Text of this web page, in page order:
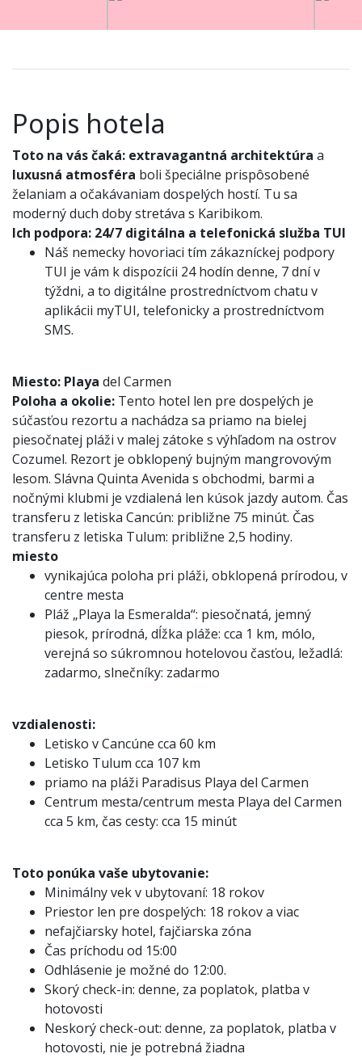
Popis hotela
Toto na vás čaká: extravagantná architektúra a
luxusná atmosféra boli špeciálne prispôsobené
želaniam a očakávaniam dospelých hostí. Tu sa
moderný duch doby stretáva s Karibikom.
Ich podpora: 24/7 digitálna a telefonická služba TUI
Náš nemecky hovoriaci tím zákazníckej podpory
TUI je vám k dispozícii 24 hodín denne, 7 dní v
týždni, a to digitálne prostredníctvom chatu v
aplikácii myTUI, telefonicky a prostredníctvom
SMS.
Miesto: Playa del Carmen
Poloha a okolie: Tento hotel len pre dospelých je
súčasťou rezortu a nachádza sa priamo na bielej
piesočnatej pláži v malej zátoke s výhľadom na ostrov
Cozumel. Rezort je obklopený bujným mangrovovým
lesom. Slávna Quinta Avenida s obchodmi, barmi a
nočnými klubmi je vzdialená len kúsok jazdy autom. Čas
transferu z letiska Cancún: približne 75 minút. Čas
transferu z letiska Tulum: približne 2,5 hodiny.
miesto
vynikajúca poloha pri pláži, obklopená prírodou, v
centre mesta
Pláž „Playa la Esmeralda“: piesočnatá, jemný
piesok, prírodná, dĺžka pláže: cca 1 km, mólo,
verejná so súkromnou hotelovou časťou, ležadlá:
zadarmo, slnečníky: zadarmo
vzdialenosti:
Letisko v Cancúne cca 60 km
Letisko Tulum cca 107 km
priamo na pláži Paradisus Playa del Carmen
Centrum mesta/centrum mesta Playa del Carmen
cca 5 km, čas cesty: cca 15 minút
Toto ponúka vaše ubytovanie:
Minimálny vek v ubytovaní: 18 rokov
Priestor len pre dospelých: 18 rokov a viac
nefajčiarsky hotel, fajčiarska zóna
Čas príchodu od 15:00
Odhlásenie je možné do 12:00.
Skorý check-in: denne, za poplatok, platba v
hotovosti
Neskorý check-out: denne, za poplatok, platba v
hotovosti, nie je potrebná žiadna